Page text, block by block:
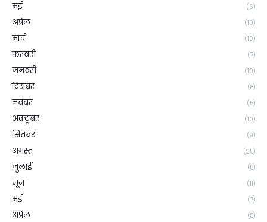
मई (6)
अप्रैल (10)
मार्च (10)
फ़रवरी (7)
जनवरी (10)
दिसंबर (8)
नवंबर (5)
अक्टूबर (10)
सितंबर (9)
अगस्त (25)
जुलाई (8)
जून (11)
मई (7)
अप्रैल (8)